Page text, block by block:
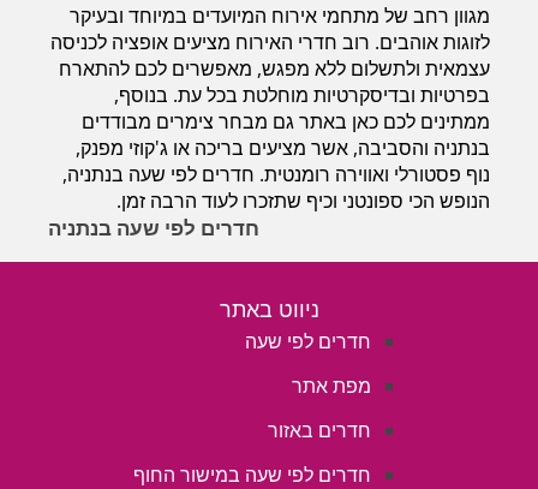
מגוון רחב של מתחמי אירוח המיועדים במיוחד ובעיקר
לזוגות אוהבים. רוב חדרי האירוח מציעים אופציה לכניסה
עצמאית ולתשלום ללא מפגש, מאפשרים לכם להתארח
בפרטיות ובדיסקרטיות מוחלטת בכל עת. בנוסף,
ממתינים לכם כאן באתר גם מבחר צימרים מבודדים
בנתניה והסביבה, אשר מציעים בריכה או ג'קוזי מפנק,
נוף פסטורלי ואווירה רומנטית. חדרים לפי שעה בנתניה,
הנופש הכי ספונטני וכיף שתזכרו לעוד הרבה זמן.
חדרים לפי שעה בנתניה
ניווט באתר
חדרים לפי שעה
מפת אתר
חדרים באזור
חדרים לפי שעה במישור החוף